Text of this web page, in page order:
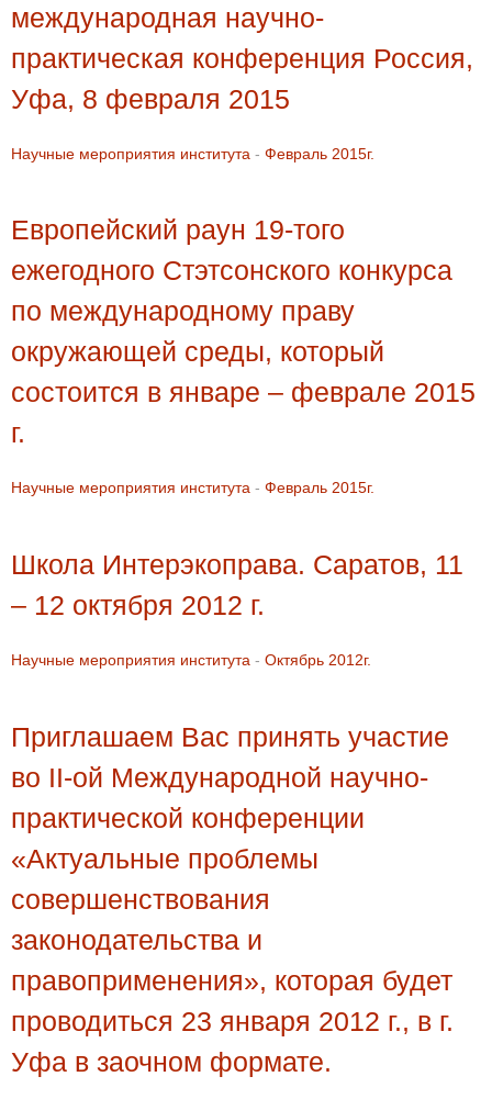
международная научно-
практическая конференция Россия,
Уфа, 8 февраля 2015
Научные мероприятия института - Февраль 2015г.
Европейский раун 19-того
ежегодного Стэтсонского конкурса
по международному праву
окружающей среды, который
состоится в январе – феврале 2015
г.
Научные мероприятия института - Февраль 2015г.
Школа Интерэкоправа. Саратов, 11
– 12 октября 2012 г.
Научные мероприятия института - Октябрь 2012г.
Приглашаем Вас принять участие
во II-ой Международной научно-
практической конференции
«Актуальные проблемы
совершенствования
законодательства и
правоприменения», которая будет
проводиться 23 января 2012 г., в г.
Уфа в заочном формате.